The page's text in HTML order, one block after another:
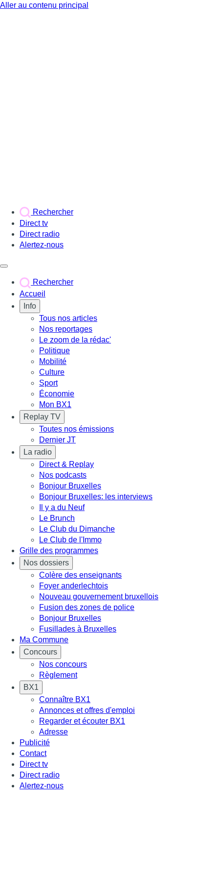
Aller au contenu principal
Rechercher
Direct tv
Direct radio
Alertez-nous
Rechercher
Accueil
Info
Tous nos articles
Nos reportages
Le zoom de la rédac'
Politique
Mobilité
Culture
Sport
Économie
Mon BX1
Replay TV
Toutes nos émissions
Dernier JT
La radio
Direct & Replay
Nos podcasts
Bonjour Bruxelles
Bonjour Bruxelles: les interviews
Il y a du Neuf
Le Brunch
Le Club du Dimanche
Le Club de l'Immo
Grille des programmes
Nos dossiers
Colère des enseignants
Foyer anderlechtois
Nouveau gouvernement bruxellois
Fusion des zones de police
Bonjour Bruxelles
Fusillades à Bruxelles
Ma Commune
Concours
Nos concours
Règlement
BX1
Connaître BX1
Annonces et offres d'emploi
Regarder et écouter BX1
Adresse
Publicité
Contact
Direct tv
Direct radio
Alertez-nous